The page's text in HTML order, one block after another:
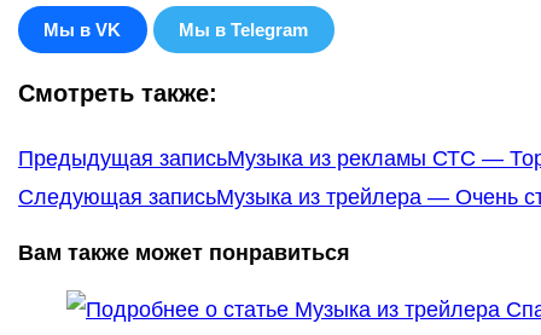
Мы в VK Мы в Telegram
Смотреть также:
Еще
статьи
Предыдущая записьМузыка из рекламы СТС —
Следующая записьМузыка из трейлера — Очень
Вам также может понравиться